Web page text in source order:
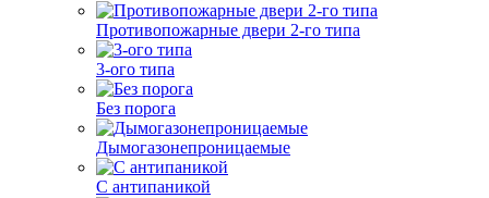
Противопожарные двери 2-го типа
3-ого типа
Без порога
Дымогазонепроницаемые
С антипаникой